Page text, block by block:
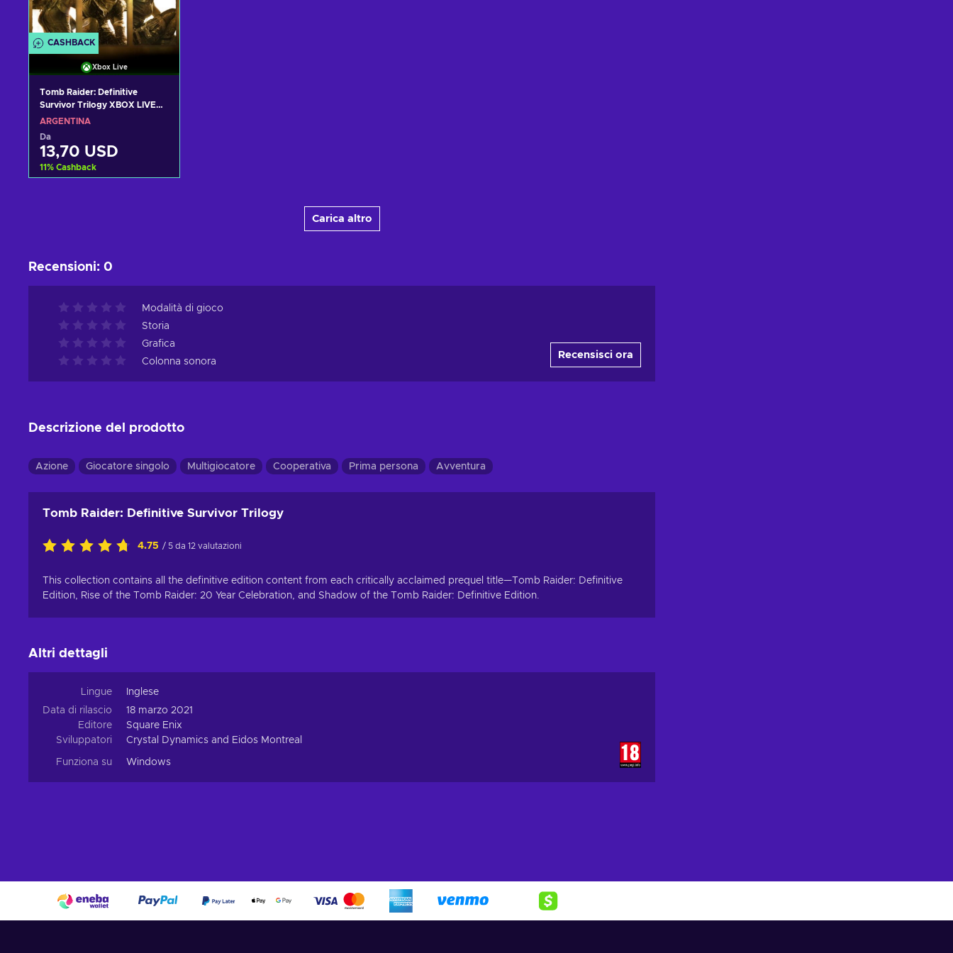
CASHBACK
Xbox Live
Tomb Raider: Definitive
Survivor Trilogy XBOX LIVE
Key ARGENTINA
ARGENTINA
Da
13,70 USD
11% Cashback
Carica altro
Recensioni: 0
Modalità di gioco
Storia
Grafica
Colonna sonora
Recensisci ora
Descrizione del prodotto
Azione Giocatore singolo Multigiocatore Cooperativa Prima persona Avventura
Tomb Raider: Definitive Survivor Trilogy
4.75 / 5 da 12 valutazioni
This collection contains all the definitive edition content from each critically acclaimed prequel title—Tomb Raider: Definitive
Edition, Rise of the Tomb Raider: 20 Year Celebration, and Shadow of the Tomb Raider: Definitive Edition.
Altri dettagli
Lingue
Inglese
Data di rilascio
18 marzo 2021
Editore
Square Enix
Sviluppatori
Crystal Dynamics and Eidos Montreal
Funziona su Windows